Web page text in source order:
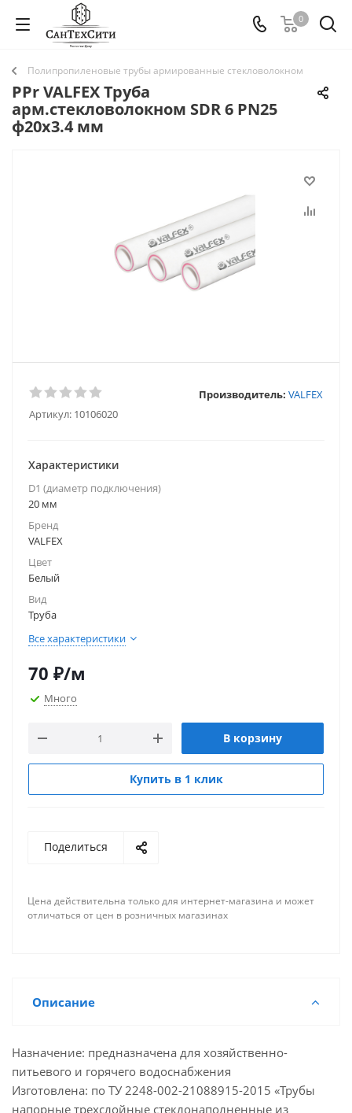
0
Полипропиленовые трубы армированные стекловолокном
PPr VALFEX Труба
арм.стекловолокном SDR 6 PN25
ф20х3.4 мм
Артикул: 10106020
Производитель: VALFEX
Характеристики
D1 (диаметр подключения)
20 мм
Бренд
VALFEX
Цвет
Белый
Вид
Труба
Все характеристики
70 ₽/м
Много
В корзину
Купить в 1 клик
Поделиться
Цена действительна только для интернет-магазина и может
отличаться от цен в розничных магазинах
Описание
Назначение: предназначена для хозяйственно-
питьевого и горячего водоснабжения
Изготовлена: по ТУ 2248-002-21088915-2015 «Трубы
напорные трехслойные стеклонаполненные из